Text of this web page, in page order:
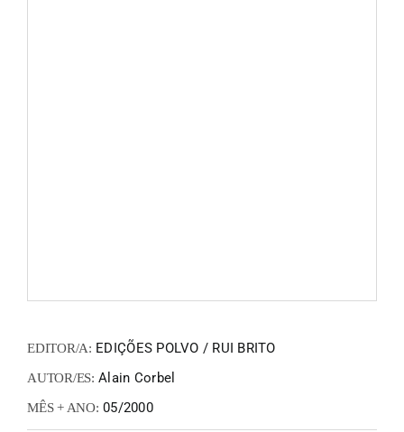
EDITOR/A: EDIÇÕES POLVO / RUI BRITO
AUTOR/ES: Alain Corbel
MÊS + ANO: 05/2000